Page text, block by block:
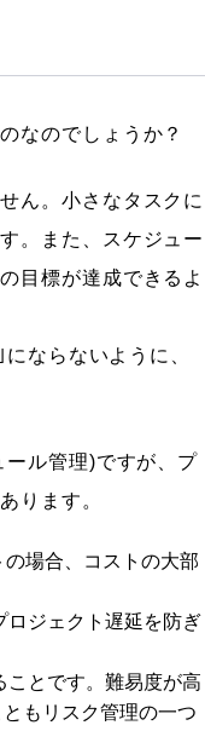
なのでしょうか？
ん。小さなタスクに
。また、スケジュー
目標が達成できるよ
ならないように、
ル管理)ですが、プ
ります。
場合、コストの大部
ロジェクト遅延を防ぎ
ことです。難易度が高
もリスク管理の一つ